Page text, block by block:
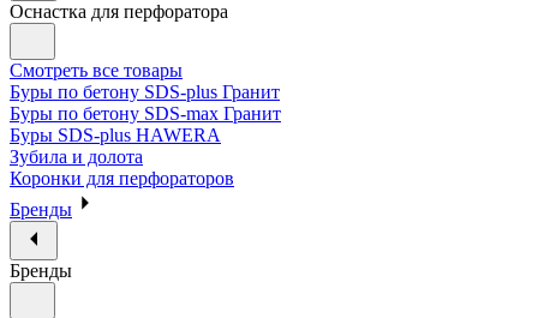
Оснастка для перфоратора
Смотреть все товары
Буры по бетону SDS-plus Гранит
Буры по бетону SDS-max Гранит
Буры SDS-plus HAWERA
Зубила и долота
Коронки для перфораторов
Бренды
Бренды